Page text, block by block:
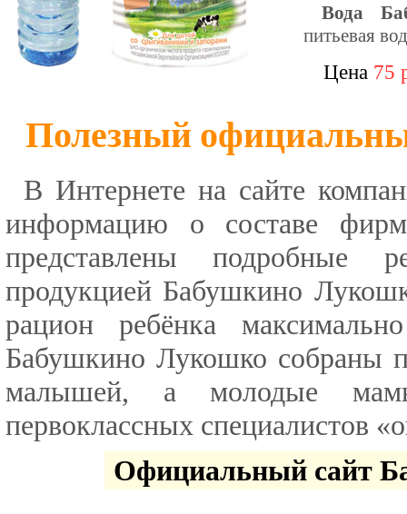
Вода
питьевая
Цена 75
Полезный
В Интернете на сайте
информацию о составе
представлены подробные
продукцией Бабушкино
рацион ребёнка
Бабушкино Лукошко собраны
малышей, а молодые
первоклассных специалистов
Официальный сайт